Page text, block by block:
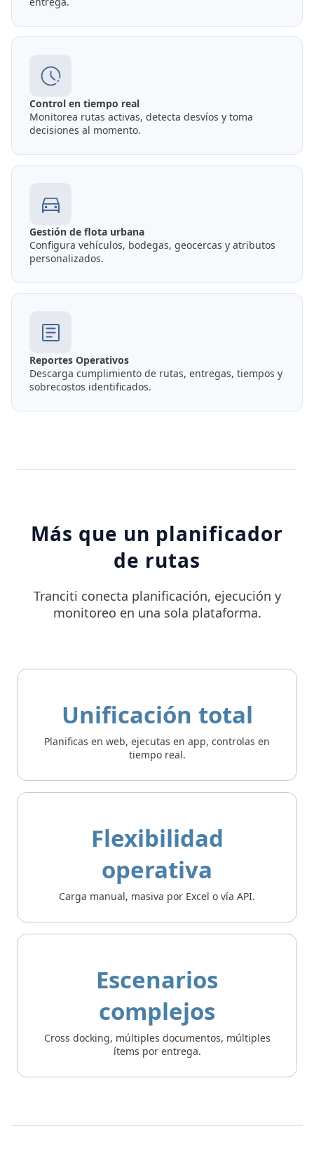
Control en tiempo real
Monitorea rutas activas, detecta desvíos y toma
decisiones al momento.
Gestión de flota urbana
Configura vehículos, bodegas, geocercas y atributos
personalizados.
Reportes Operativos
Descarga cumplimiento de rutas, entregas, tiempos y
sobrecostos identificados.
Más que un planificador
de rutas
Tranciti conecta planificación, ejecución y
monitoreo en una sola plataforma.
Unificación total
Planificas en web, ejecutas en app, controlas en
tiempo real.
Flexibilidad
operativa
Carga manual, masiva por Excel o vía API.
Escenarios
complejos
Cross docking, múltiples documentos, múltiples
ítems por entrega.